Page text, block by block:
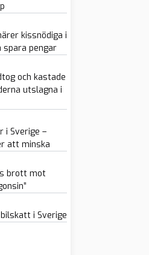
kissnödiga i
spara pengar
och kastade
utslagna i
i Sverige –
att minska
brott mot
i Sverige